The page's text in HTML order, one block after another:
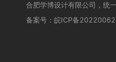
合肥学博设计有限公司，统
备案号： 皖ICP备